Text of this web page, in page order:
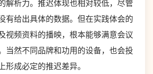
解析力。推迟体现也相对较低，尽管
有给出具体的数据。但在实践体会的
视频资料的播映，根本能够满意会议
当然不同品牌和功用的设备，也会投
形成必定的推迟差异。